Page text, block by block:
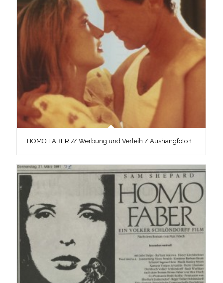
HOMO FABER // Werbung und Verleih / Aushangfoto 1